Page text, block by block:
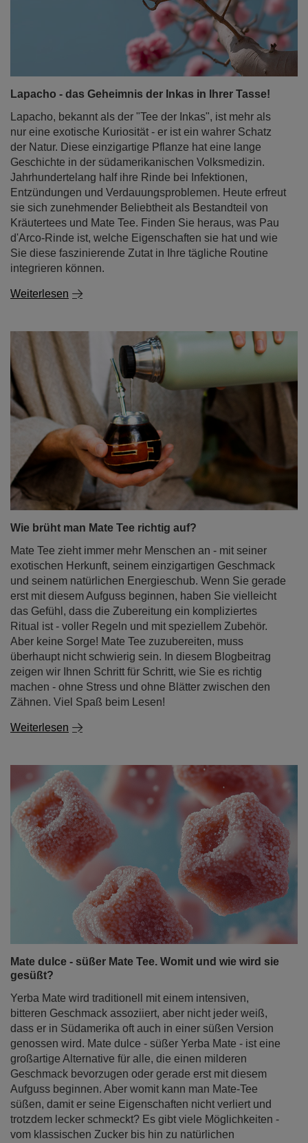
Lapacho - das Geheimnis der Inkas in Ihrer Tasse!
Lapacho, bekannt als der "Tee der Inkas", ist mehr als
nur eine exotische Kuriosität - er ist ein wahrer Schatz
der Natur. Diese einzigartige Pflanze hat eine lange
Geschichte in der südamerikanischen Volksmedizin.
Jahrhundertelang half ihre Rinde bei Infektionen,
Entzündungen und Verdauungsproblemen. Heute erfreut
sie sich zunehmender Beliebtheit als Bestandteil von
Kräutertees und Mate Tee. Finden Sie heraus, was Pau
d'Arco-Rinde ist, welche Eigenschaften sie hat und wie
Sie diese faszinierende Zutat in Ihre tägliche Routine
integrieren können.
Weiterlesen
Wie brüht man Mate Tee richtig auf?
Mate Tee zieht immer mehr Menschen an - mit seiner
exotischen Herkunft, seinem einzigartigen Geschmack
und seinem natürlichen Energieschub. Wenn Sie gerade
erst mit diesem Aufguss beginnen, haben Sie vielleicht
das Gefühl, dass die Zubereitung ein kompliziertes
Ritual ist - voller Regeln und mit speziellem Zubehör.
Aber keine Sorge! Mate Tee zuzubereiten, muss
überhaupt nicht schwierig sein. In diesem Blogbeitrag
zeigen wir Ihnen Schritt für Schritt, wie Sie es richtig
machen - ohne Stress und ohne Blätter zwischen den
Zähnen. Viel Spaß beim Lesen!
Weiterlesen
Mate dulce - süßer Mate Tee. Womit und wie wird sie
gesüßt?
Yerba Mate wird traditionell mit einem intensiven,
bitteren Geschmack assoziiert, aber nicht jeder weiß,
dass er in Südamerika oft auch in einer süßen Version
genossen wird. Mate dulce - süßer Yerba Mate - ist eine
großartige Alternative für alle, die einen milderen
Geschmack bevorzugen oder gerade erst mit diesem
Aufguss beginnen. Aber womit kann man Mate-Tee
süßen, damit er seine Eigenschaften nicht verliert und
trotzdem lecker schmeckt? Es gibt viele Möglichkeiten -
vom klassischen Zucker bis hin zu natürlichen